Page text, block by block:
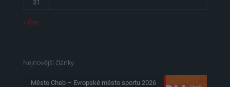
31
« Čvc
Nejnovější články
Město Cheb – Evropské město sportu 2026